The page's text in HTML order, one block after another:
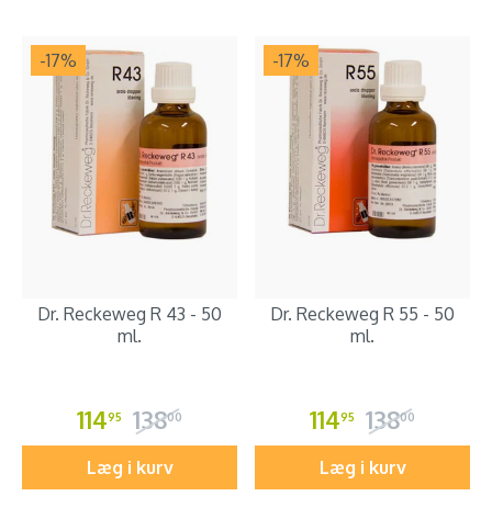
-17%
Dr. Reckeweg R 43 - 50
ml.
11495 13800
Læg i kurv
-17%
Dr. Reckeweg R 55 - 50
ml.
11495 13800
Læg i kurv